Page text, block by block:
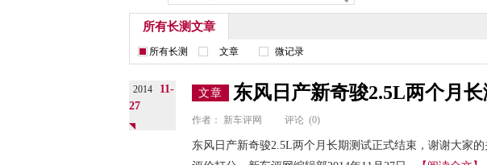
所有长测文章
所有长测 文章 微记录
2014
11-
27
文章 东风日产新奇骏2.5L两个月
作者： 新车评网 评论 (0)
东风日产新奇骏2.5L两个月长期测试正式结束，谢谢大家